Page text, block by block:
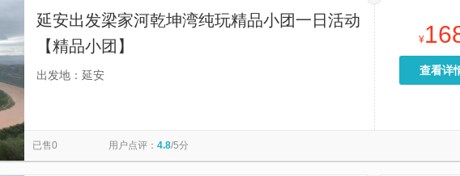
延安出发梁家河乾坤湾纯玩精品小团一日活动
【精品小团】
出发地：延安
¥
查看详
已售0 用户点评： 4.8/5分